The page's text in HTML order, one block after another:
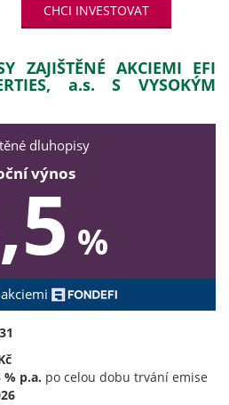
CHCI INVESTOVAT
ZAJIŠTĚNÉ AKCIEMI EFI
a.s. S VYSOKÝM
dluhopisy
výnos
%
% p.a. po celou dobu trvání emise